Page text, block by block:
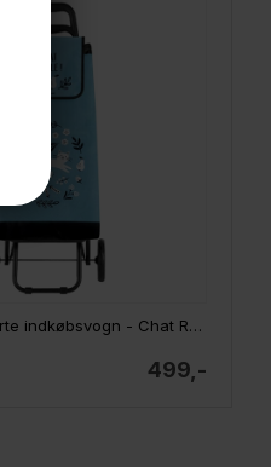
Derrière la Porte indkøbsvogn - Chat Roule
499,-